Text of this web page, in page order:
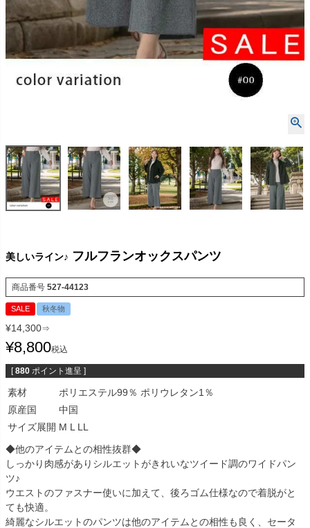
美しいライン♪ フルフランオックスパンツ
商品番号 527-44123
SALE 秋冬物
¥14,300⇒
¥8,800税込
[ 880 ポイント進呈 ]
素材
ポリエステル99％ ポリウレタン1％
原産国
中国
サイズ展開 M L LL
◆他のアイテムとの相性抜群◆
しっかり肉感がありシルエットがきれいなツイード調のワイドパン
ツ♪
ウエストのファスナー使いに加えて、後ろゴム仕様なので着脱がと
ても快適。
綺麗なシルエットのパンツは他のアイテムとの相性も良く、セータ